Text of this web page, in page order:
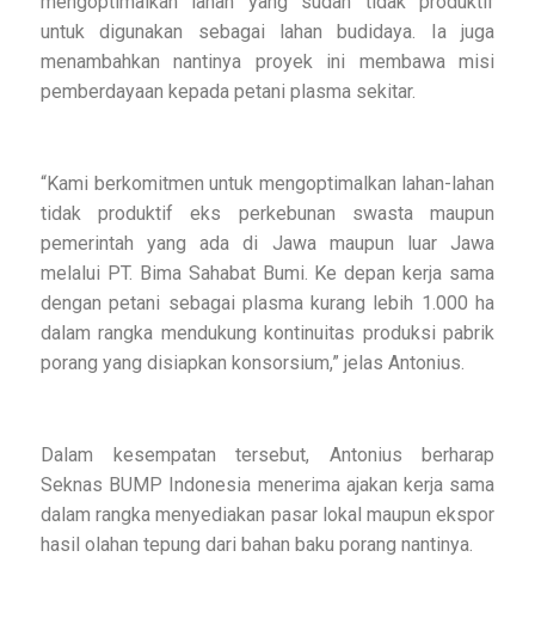
untuk digunakan sebagai lahan budidaya. Ia juga
menambahkan nantinya proyek ini membawa misi
pemberdayaan kepada petani plasma sekitar.
“Kami berkomitmen untuk mengoptimalkan lahan-lahan
tidak produktif eks perkebunan swasta maupun
pemerintah yang ada di Jawa maupun luar Jawa
melalui PT. Bima Sahabat Bumi. Ke depan kerja sama
dengan petani sebagai plasma kurang lebih 1.000 ha
dalam rangka mendukung kontinuitas produksi pabrik
porang yang disiapkan konsorsium,” jelas Antonius.
Dalam kesempatan tersebut, Antonius berharap
Seknas BUMP Indonesia menerima ajakan kerja sama
dalam rangka menyediakan pasar lokal maupun ekspor
hasil olahan tepung dari bahan baku porang nantinya.